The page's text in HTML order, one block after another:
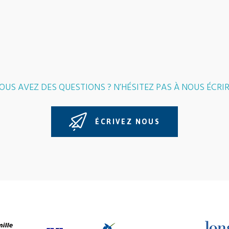
AVEZ DES QUESTIONS ? N’HÉSITEZ PAS À NOUS
ÉCRIVEZ NOUS